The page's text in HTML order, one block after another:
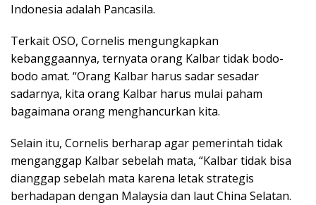
Indonesia adalah Pancasila.
Terkait OSO, Cornelis mengungkapkan
kebanggaannya, ternyata orang Kalbar tidak bodo-
bodo amat. “Orang Kalbar harus sadar sesadar
sadarnya, kita orang Kalbar harus mulai paham
bagaimana orang menghancurkan kita.
Selain itu, Cornelis berharap agar pemerintah tidak
menganggap Kalbar sebelah mata, “Kalbar tidak bisa
dianggap sebelah mata karena letak strategis
berhadapan dengan Malaysia dan laut China Selatan.